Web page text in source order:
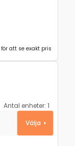
för att se exakt pris
Antal enheter: 1
Välja